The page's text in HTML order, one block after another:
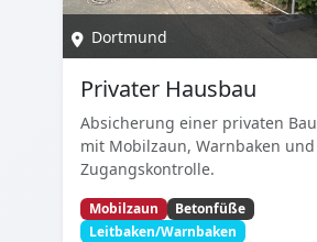
Dortmund
Privater Hausbau
Absicherung einer privaten
mit Mobilzaun, Warnbaken und
Zugangskontrolle.
Mobilzaun
Betonfüße
Leitbaken/Warnbaken